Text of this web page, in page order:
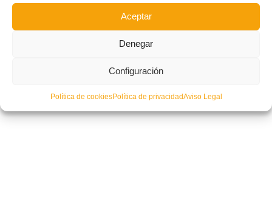
Aceptar
Denegar
Configuración
Política de cookiesPolítica de privacidadAviso Legal